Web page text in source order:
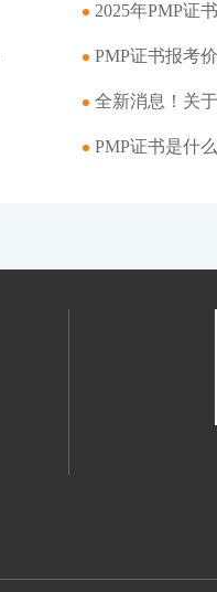
​2025年PMP证
PMP证书报考
全新消息！关
PMP证书是什